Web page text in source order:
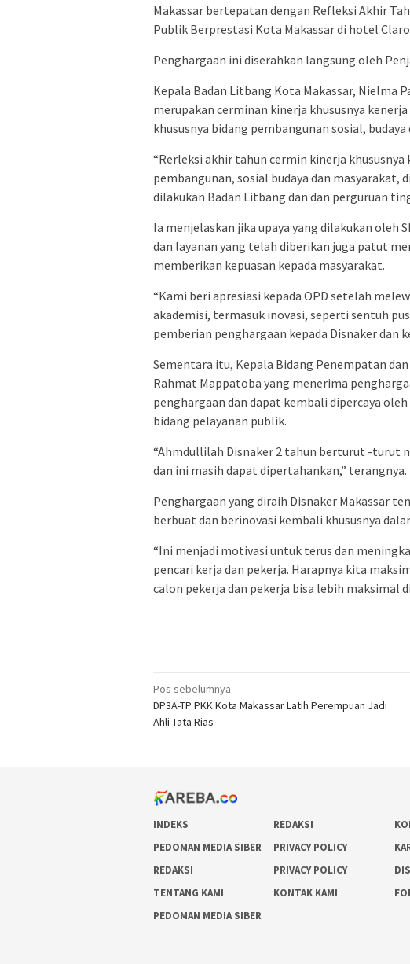
Makassar bertepatan dengan Refleksi Akhir
Publik Berprestasi Kota Makassar di hotel
Penghargaan ini diserahkan langsung oleh
Kepala Badan Litbang Kota Makassar, Nielma
merupakan cerminan kinerja khususnya
khususnya bidang pembangunan sosial,
“Rerleksi akhir tahun cermin kinerja
pembangunan, sosial budaya dan
dilakukan Badan Litbang dan dan perguruan
Ia menjelaskan jika upaya yang dilakukan oleh
dan layanan yang telah diberikan juga patut
memberikan kepuasan kepada masyarakat.
“Kami beri apresiasi kepada OPD setelah
akademisi, termasuk inovasi, seperti sentuh
pemberian penghargaan kepada Disnaker dan
Sementara itu, Kepala Bidang Penempatan
Rahmat Mappatoba yang menerima
penghargaan dan dapat kembali dipercaya
bidang pelayanan publik.
“Ahmdullilah Disnaker 2 tahun berturut -turut
dan ini masih dapat dipertahankan,” terangnya.
Penghargaan yang diraih Disnaker Makassar
berbuat dan berinovasi kembali khususnya
“Ini menjadi motivasi untuk terus dan
pencari kerja dan pekerja. Harapnya kita
calon pekerja dan pekerja bisa lebih maksimal
Navigasi
pos
Pos sebelumnya
DP3A-TP PKK Kota Makassar Latih Perempuan Jadi
Ahli Tata Rias
INDEKS REDAKSI
PEDOMAN MEDIA SIBER
PRIVACY POLICY
REDAKSI
PRIVACY POLICY
TENTANG KAMI
KONTAK KAMI
PEDOMAN MEDIA SIBER